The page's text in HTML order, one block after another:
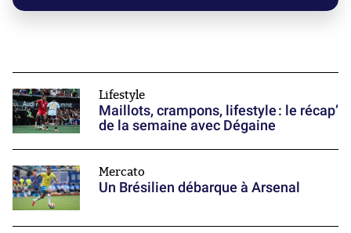
Lifestyle
Maillots, crampons, lifestyle : le récap’
de la semaine avec Dégaine
Mercato
Un Brésilien débarque à Arsenal